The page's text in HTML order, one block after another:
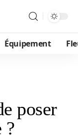
Équipement
poser
?